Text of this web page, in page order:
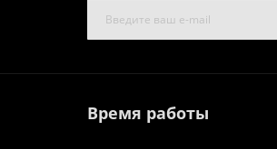
Время работы